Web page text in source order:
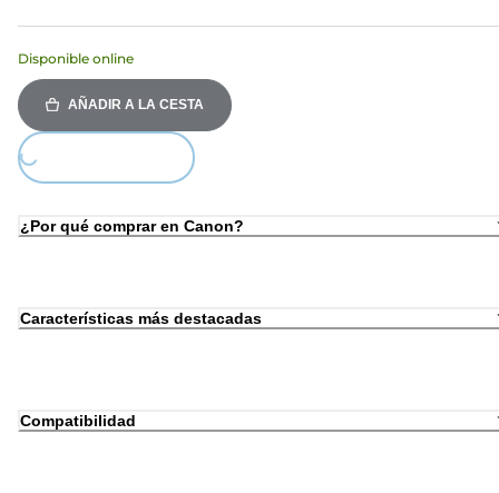
Disponible online
AÑADIR A LA CESTA
¿Por qué comprar en Canon?
Características más destacadas
Compatibilidad